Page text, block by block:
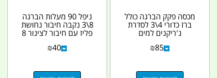
מכסה פקק הברגה כולל
ברז כדורי 4\3 לסדרת
ג'ריקנים למים
2...
₪85
ניפל 90 מעלות הברגה
8\3 נקבה חיבור נחושת
פליז עם חיבור לצינור 8
₪40